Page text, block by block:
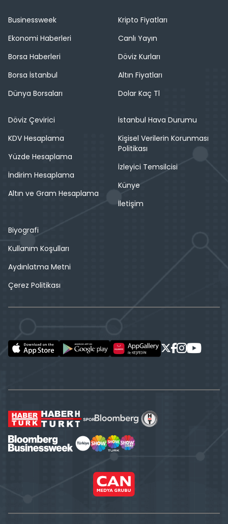
Businessweek
Ekonomi Haberleri
Borsa Haberleri
Borsa İstanbul
Dünya Borsaları
Kripto Fiyatları
Canlı Yayın
Döviz Kurları
Altın Fiyatları
Dolar Kaç Tl
Döviz Çevirici
KDV Hesaplama
Yüzde Hesaplama
İndirim Hesaplama
Altın ve Gram Hesaplama
İstanbul Hava Durumu
Kişisel Verilerin Korunması
Politikası
İzleyici Temsilcisi
Künye
İletişim
Biyografi
Kullanım Koşulları
Aydınlatma Metni
Çerez Politikası